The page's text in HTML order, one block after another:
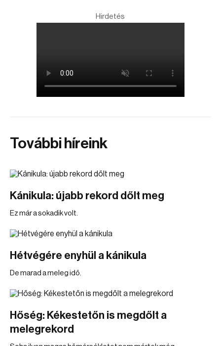
Hirdetés
További híreink
Kánikula: újabb rekord dőlt meg
Ez már a sokadik volt.
Hétvégére enyhül a kánikula
De marad a meleg idő.
Hőség: Kékestetőn is megdőlt a
melegrekord